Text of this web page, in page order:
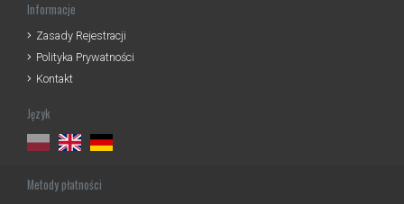
Informacje
Zasady Rejestracji
Polityka Prywatności
Kontakt
Język
Metody płatności